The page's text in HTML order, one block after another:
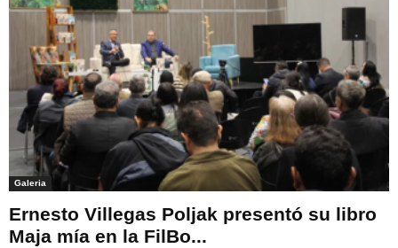
Galeria
Ernesto Villegas Poljak presentó su libro
Maja mía en la FilBo...